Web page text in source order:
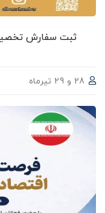
ثبت سفارش
28 و 29 تیرماه